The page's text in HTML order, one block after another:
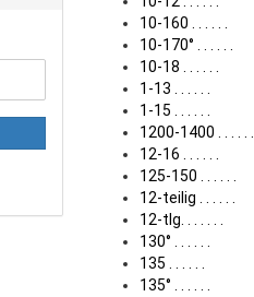
10-160 . . . . . .
10-170° . . . . . .
10-18 . . . . . .
1-13 . . . . . .
1-15 . . . . . .
1200-1400 . . . . . .
12-16 . . . . . .
125-150 . . . . . .
12-teilig . . . . . .
12-tlg. . . . . . .
130° . . . . . .
135 . . . . . .
135° . . . . . .